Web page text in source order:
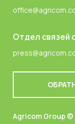
Отдел связей
Agricom Group ©